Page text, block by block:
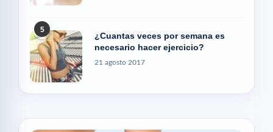
5
¿Cuantas veces por semana es
necesario hacer ejercicio?
21 agosto 2017